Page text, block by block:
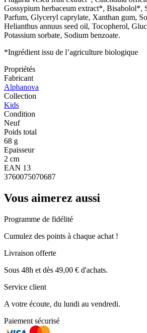
Gossypium herbaceum extract*, Bisabolol*,
Parfum, Glyceryl caprylate, Xanthan gum,
Helianthus annuus seed oil, Tocopherol,
Potassium sorbate, Sodium benzoate.
*Ingrédient issu de l’agriculture biologique
Propriétés
Fabricant
Alphanova
Collection
Kids
Condition
Neuf
Poids total
68 g
Epaisseur
2 cm
EAN 13
3760075070687
Vous aimerez aussi
Programme de fidélité
Cumulez des points à chaque achat !
Livraison offerte
Sous 48h et dès 49,00 € d'achats.
Service client
A votre écoute, du lundi au vendredi.
Paiement sécurisé